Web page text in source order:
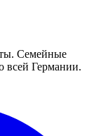
Семейные
всей Германии.